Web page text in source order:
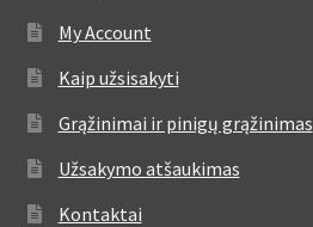
My Account
Kaip užsisakyti
Grąžinimai ir pinigų grąžinimas
Užsakymo atšaukimas
Kontaktai